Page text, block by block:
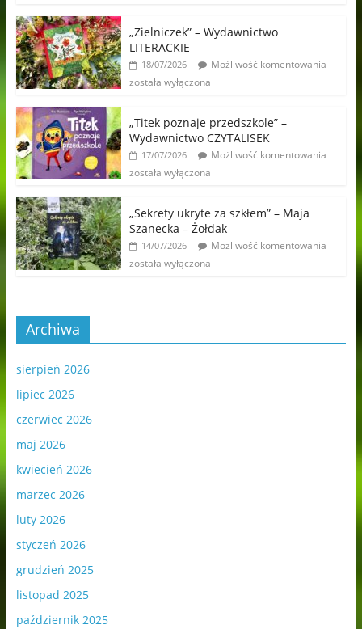
„Zielniczek” – Wydawnictwo
LITERACKIE
18/07/2026
Możliwość komentowania
została wyłączona
„Titek poznaje przedszkole” –
Wydawnictwo CZYTALISEK
17/07/2026
Możliwość komentowania
została wyłączona
„Sekrety ukryte za szkłem” – Maja
Szanecka – Żołdak
14/07/2026
Możliwość komentowania
została wyłączona
Archiwa
sierpień 2026
lipiec 2026
czerwiec 2026
maj 2026
kwiecień 2026
marzec 2026
luty 2026
styczeń 2026
grudzień 2025
listopad 2025
październik 2025